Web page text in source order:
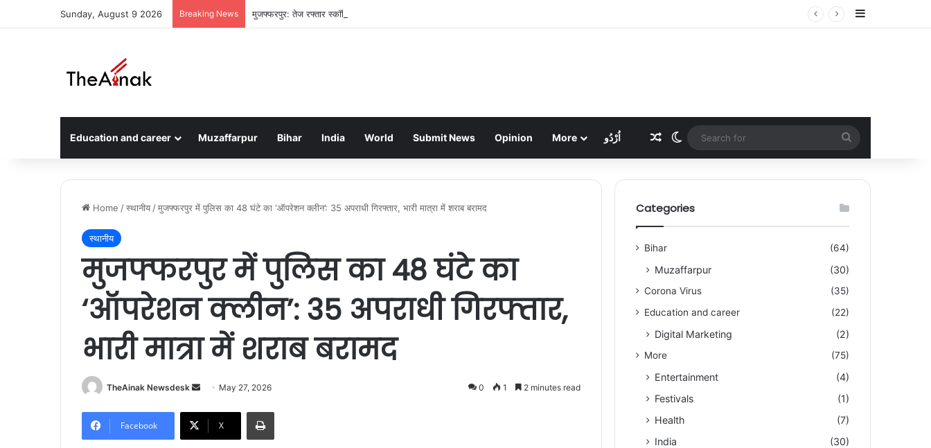
Sunday, August 9 2026 Breaking News मुजफ्फरपुर: तेज रफ्तार स्कॉर्पियो ने पुलिसकर्मी और होटल संचालक को रौंदा, जवान की मौत, दो गंभीर
Education and career Muzaffarpur Bihar India World Submit News Opinion More اُرْدُو Random Article
Switch skin
for
Home /स्थानीय /मुजफ्फरपुर में पुलिस का 48 घंटे का ‘ऑपरेशन क्लीन’: 35 अपराधी गिरफ्तार, भारी मात्रा में शराब बरामद
स्थानीय
मुजफ्फरपुर में पुलिस का 48 घंटे का
‘ऑपरेशन क्लीन’: 35 अपराधी गिरफ्तार,
भारी मात्रा में शराब बरामद
TheAinak Newsdesk
d
May 27, 2026 0 1 2 minutes read
Facebook X
Categories
Bihar (64)
Muzaffarpur (30)
Corona Virus
(35)
Education and career
(22)
Digital Marketing (2)
More (75)
Entertainment
(4)
Festivals
(1)
Health
(7)
India
(30)